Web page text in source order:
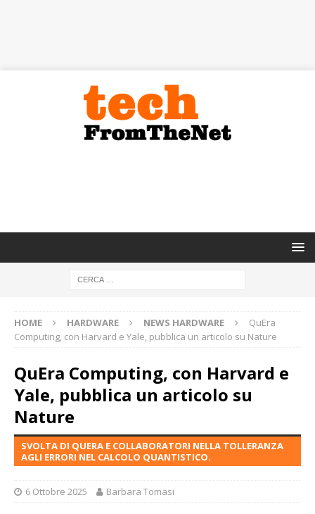
HOME HARDWARE NEWS HARDWARE
QuEra
Computing, con Harvard e Yale, pubblica un articolo su Nature
QuEra Computing, con Harvard e
Yale, pubblica un articolo su
Nature
SVOLTA DI QUERA E COLLABORATORI NELLA TOLLERANZA
AGLI ERRORI NEL CALCOLO QUANTISTICO.
6 Ottobre 2025 Barbara Tomasi